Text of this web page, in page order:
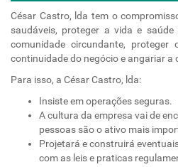
César Castro, lda tem o
saudáveis, proteger a vida e
comunidade circundante, proteger
continuidade do negócio e angariar a
Para isso, a César Castro, lda:
Insiste em operações seguras.
A cultura da empresa vai de
pessoas são o ativo mais
Projetará e construirá
com as leis e praticas